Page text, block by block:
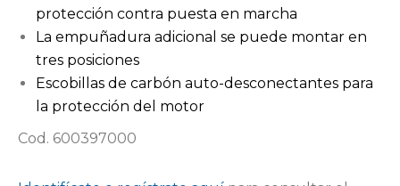
protección contra puesta en marcha
La empuñadura adicional se puede montar en
tres posiciones
Escobillas de carbón auto-desconectantes para
la protección del motor
Cod. 600397000